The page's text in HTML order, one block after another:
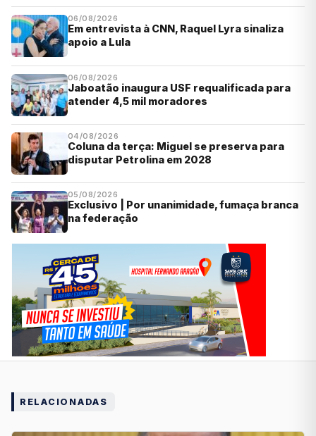
06/08/2026
Em entrevista à CNN, Raquel Lyra sinaliza
apoio a Lula
06/08/2026
Jaboatão inaugura USF requalificada para
atender 4,5 mil moradores
04/08/2026
Coluna da terça: Miguel se preserva para
disputar Petrolina em 2028
05/08/2026
Exclusivo | Por unanimidade, fumaça branca
na federação
RELACIONADAS